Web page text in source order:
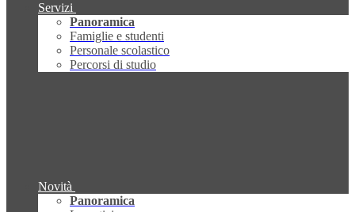
Servizi
Panoramica
Famiglie e studenti
Personale scolastico
Percorsi di studio
Novità
Panoramica